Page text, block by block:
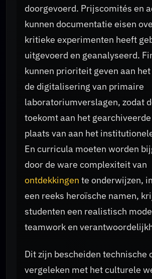
doorgevoerd. Prijscomités en
kunnen documentatie eisen
kritieke experimenten heeft
uitgevoerd en geanalyseerd.
kunnen prioriteit geven aan
de digitalisering van primaire
laboratoriumverslagen, zodat
toekomt aan het
plaats van aan het
En curricula moeten worden
door de ware complexiteit van
ontdekkingen te onderwijzen,
een reeks heroïsche namen,
studenten een realistisch
teamwork en
Dit zijn bescheiden technische
vergeleken met het culturele